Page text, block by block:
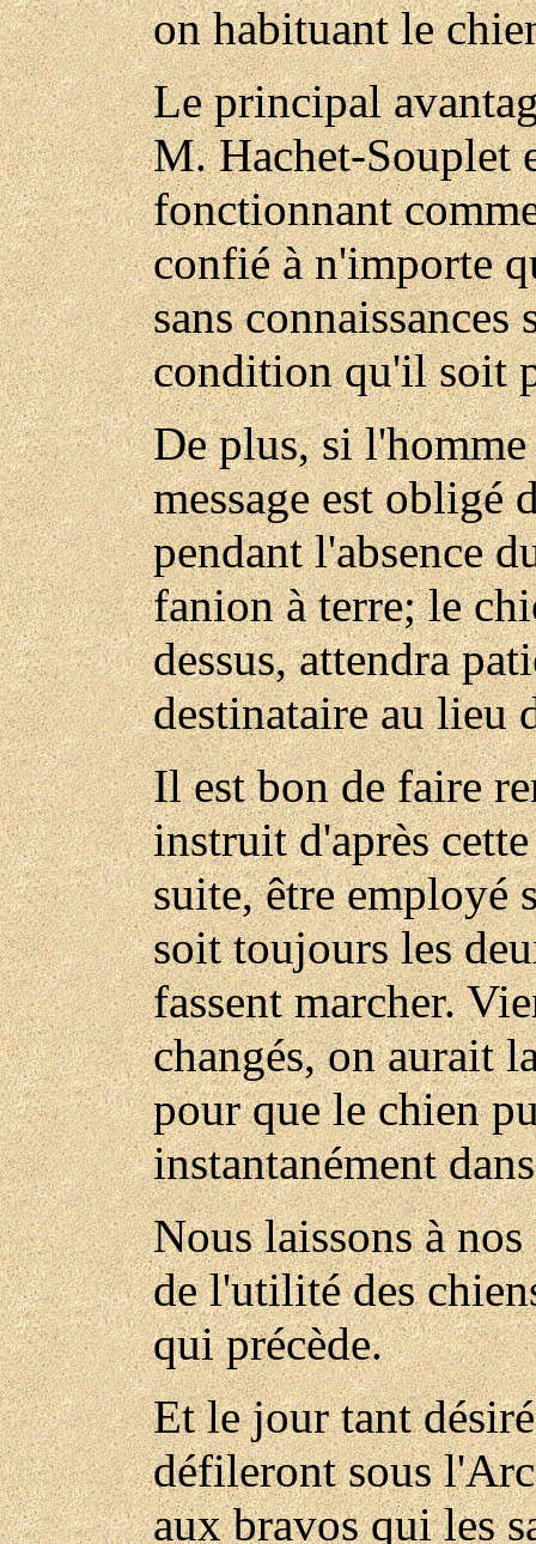
on habituant le
Le principal
M. Hachet-Souplet
fonctionnant
confié à n'importe
sans connaissances
condition qu'il soit
De plus, si
message est obligé
pendant l'absence
fanion à terre; le
dessus, attendra
destinataire au lieu
Il est bon de faire
instruit d'après
suite, être employé
soit toujours les
fassent marcher.
changés, on aurait
pour que le chien
instantanément
Nous laissons à
de l'utilité des
qui précède.
Et le jour tant
défileront sous
aux bravos qui les